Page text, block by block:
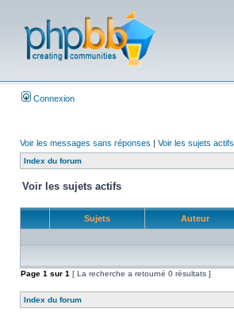
Connexion
Voir les messages sans réponses | Voir les sujets actifs
Index du forum
Voir les sujets actifs
Sujets Auteur
Page 1 sur 1 [ La recherche a retourné 0 résultats ]
Index du forum